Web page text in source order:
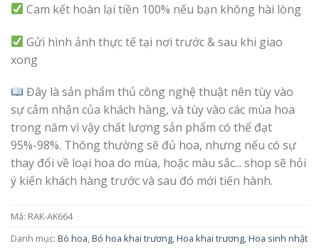
Cam kết hoàn lại tiền 100% nếu bạn không hài lòng
Gửi hình ảnh thực tế tại nơi trước & sau khi giao
xong
Đây là sản phẩm thủ công nghệ thuật nên tùy vào
sự cảm nhận của khách hàng, và tùy vào các mùa hoa
trong năm vì vậy chất lượng sản phẩm có thể đạt
95%-98%. Thông thường sẽ đủ hoa, nhưng nếu có sự
thay đổi về loại hoa do mùa, hoặc màu sắc... shop sẽ hỏi
ý kiến khách hàng trước và sau đó mới tiến hành.
Mã: RAK-AK664
Danh mục: Bó hoa,Bó hoa khai trương,Hoa khai trương,Hoa sinh nhật